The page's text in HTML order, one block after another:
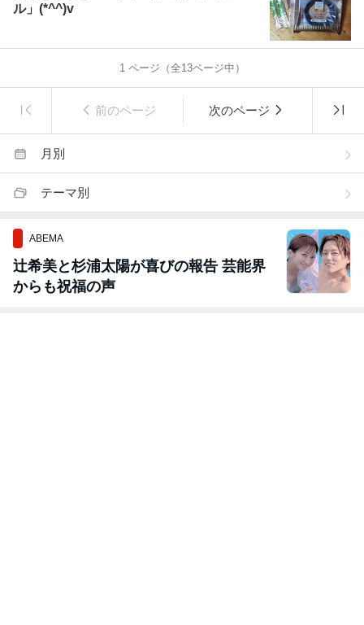
ル」(*^^)v
1ページ（全13ページ中）
前のページ 次のページ
月別
テーマ別
ABEMA
辻希美と杉浦太陽が喜びの報告 芸能界
からも祝福の声